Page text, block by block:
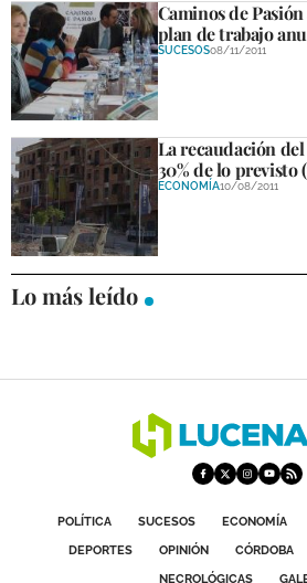
Caminos de
plan de trabajo
SUCESOS08/11/2011
La recaudación
30% de lo previsto
ECONOMÍA10/08/2011
Lo más leído
POLÍTICA SUCESOS ECONOMÍA
DEPORTES
OPINIÓN CÓRDOBA
NECROLÓGICAS